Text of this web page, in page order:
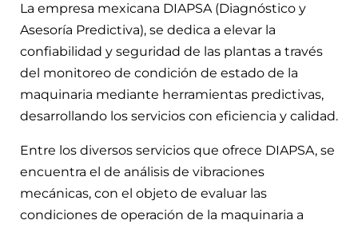
La empresa mexicana DIAPSA (Diagnóstico y
Asesoría Predictiva), se dedica a elevar la
confiabilidad y seguridad de las plantas a través
del monitoreo de condición de estado de la
maquinaria mediante herramientas predictivas,
desarrollando los servicios con eficiencia y calidad.
Entre los diversos servicios que ofrece DIAPSA, se
encuentra el de análisis de vibraciones
mecánicas, con el objeto de evaluar las
condiciones de operación de la maquinaria a